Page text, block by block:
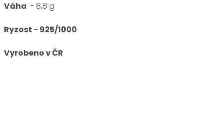
Váha - 8,8 g
Ryzost - 925/1000
Vyrobeno v ČR